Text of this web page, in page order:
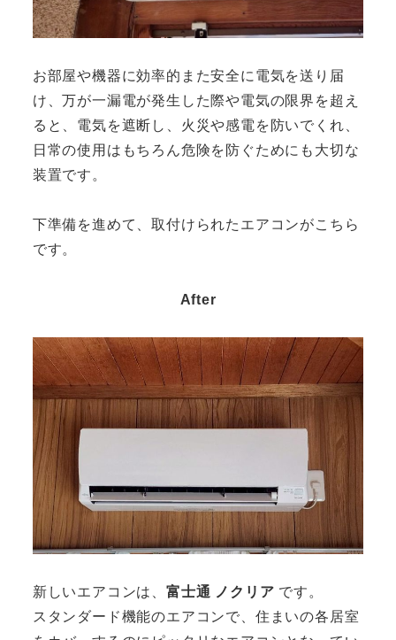
お部屋や機器に効率的また安全に電気を送り届
け、万が一漏電が発生した際や電気の限界を超え
ると、電気を遮断し、火災や感電を防いでくれ、
日常の使用はもちろん危険を防ぐためにも大切な
装置です。
下準備を進めて、取付けられたエアコンがこちら
です。
After
新しいエアコンは、 富士通 ノクリア です。
スタンダード機能のエアコンで、住まいの各居室